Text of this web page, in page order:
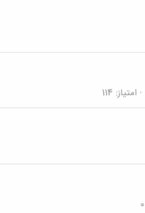
امتیاز 114
0